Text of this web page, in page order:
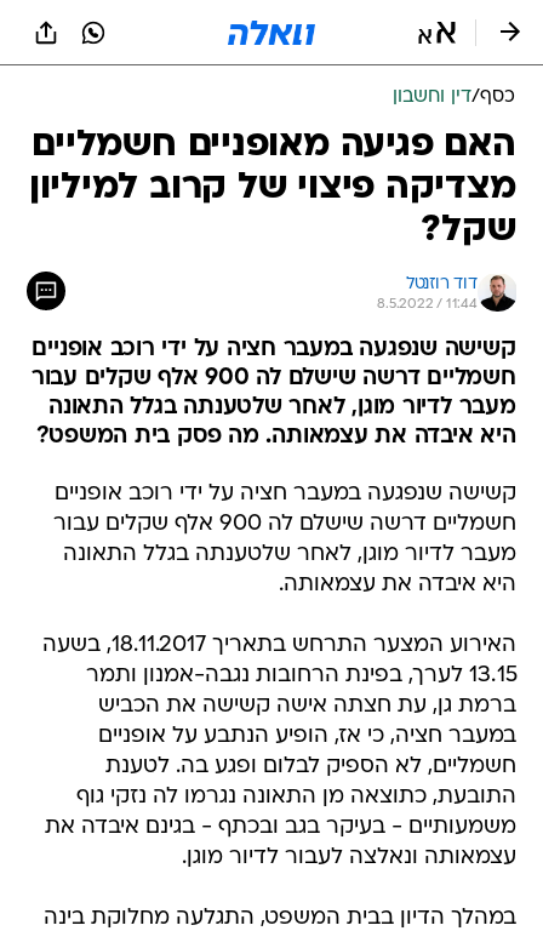
כסף/דין וחשבון
האם פגיעה מאופניים חשמליים
מצדיקה פיצוי של קרוב למיליון
שקל?
דוד רוזנטל
8.5.2022 / 11:44
קשישה שנפגעה במעבר חציה על ידי רוכב אופניים
חשמליים דרשה שישלם לה 900 אלף שקלים עבור
מעבר לדיור מוגן, לאחר שלטענתה בגלל התאונה
היא איבדה את עצמאותה. מה פסק בית המשפט?
קשישה שנפגעה במעבר חציה על ידי רוכב אופניים
חשמליים דרשה שישלם לה 900 אלף שקלים עבור
מעבר לדיור מוגן, לאחר שלטענתה בגלל התאונה
היא איבדה את עצמאותה.
האירוע המצער התרחש בתאריך 18.11.2017, בשעה
13.15 לערך, בפינת הרחובות נגבה-אמנון ותמר
ברמת גן, עת חצתה אישה קשישה את הכביש
במעבר חציה, כי אז, הופיע הנתבע על אופניים
חשמליים, לא הספיק לבלום ופגע בה. לטענת
התובעת, כתוצאה מן התאונה נגרמו לה נזקי גוף
משמעותיים - בעיקר בגב ובכתף - בגינם איבדה את
עצמאותה ונאלצה לעבור לדיור מוגן.
במהלך הדיון בבית המשפט, התגלעה מחלוקת בינה